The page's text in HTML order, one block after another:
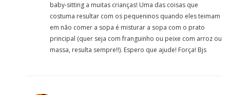
baby-sitting a muitas crianças! Uma das coisas que
costuma resultar com os pequeninos quando eles teimam
em não comer a sopa é misturar a sopa com o prato
principal (quer seja com franguinho ou peixe com arroz ou
massa, resulta sempre!!). Espero que ajude! Força! Bjs